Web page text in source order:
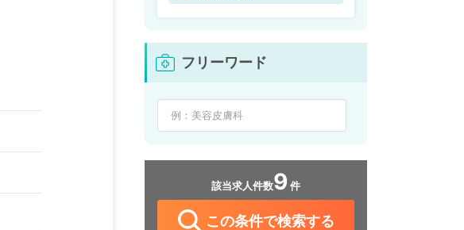
フリーワード
該当求人件数9 件
この条件で検索する